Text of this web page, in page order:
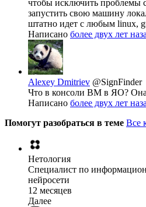
чтобы исключить проблемы
запустить свою машину
штатно идет с любым linux,
Написано более двух лет
Alexey Dmitriev @SignFinder
Что в консоли ВМ в ЯО? Она
Написано более двух лет
Помогут разобраться в теме Все
Нетология
Специалист по
нейросети
12 месяцев
Далее